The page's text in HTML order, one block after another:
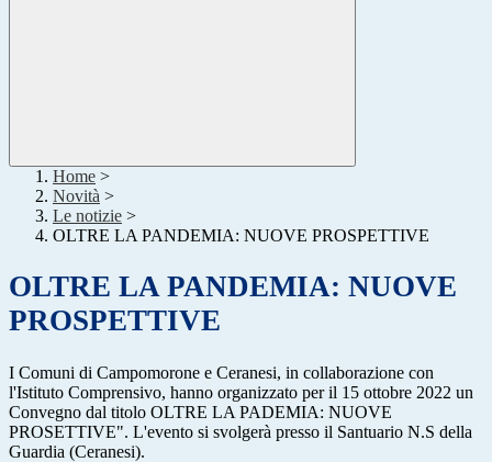
Home >
Novità >
Le notizie >
OLTRE LA PANDEMIA: NUOVE PROSPETTIVE
OLTRE LA PANDEMIA: NUOVE
PROSPETTIVE
I Comuni di Campomorone e Ceranesi, in collaborazione con
l'Istituto Comprensivo, hanno organizzato per il 15 ottobre 2022 un
Convegno dal titolo OLTRE LA PADEMIA: NUOVE
PROSETTIVE". L'evento si svolgerà presso il Santuario N.S della
Guardia (Ceranesi).